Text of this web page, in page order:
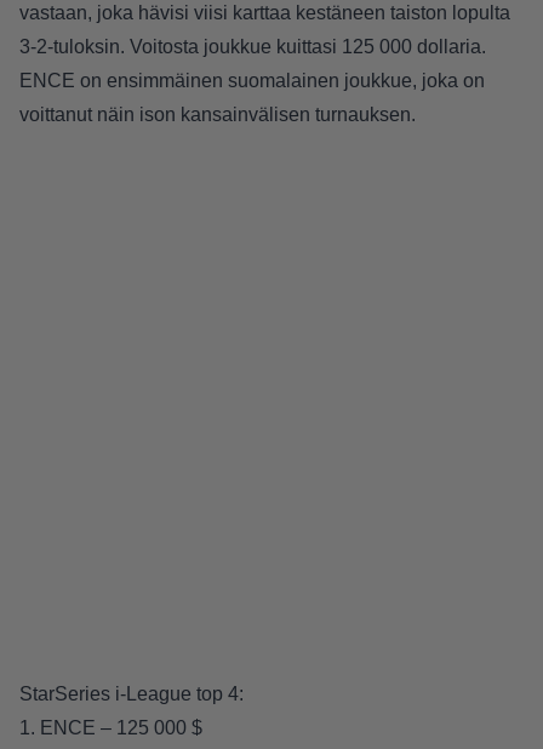
vastaan, joka hävisi viisi karttaa kestäneen taiston lopulta
3-2-tuloksin. Voitosta joukkue kuittasi 125 000 dollaria.
ENCE on ensimmäinen suomalainen joukkue, joka on
voittanut näin ison kansainvälisen turnauksen.
StarSeries i-League top 4:
1. ENCE – 125 000 $